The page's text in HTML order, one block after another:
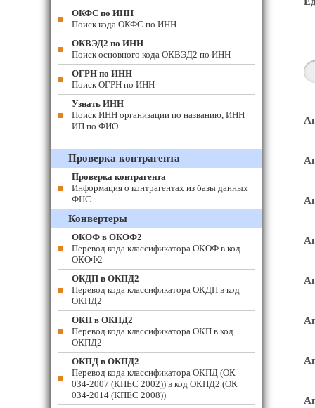
ОКФС по ИНН
Поиск кода ОКФС по ИНН
ОКВЭД2 по ИНН
Поиск основного кода ОКВЭД2 по ИНН
ОГРН по ИНН
Поиск ОГРН по ИНН
Узнать ИНН
Поиск ИНН организации по названию, ИНН
ИП по ФИО
Проверка контрагента
Проверка контрагента
Информация о контрагентах из базы данных
ФНС
Конвертеры
ОКОФ в ОКОФ2
Перевод кода классификатора ОКОФ в код
ОКОФ2
ОКДП в ОКПД2
Перевод кода классификатора ОКДП в код
ОКПД2
ОКП в ОКПД2
Перевод кода классификатора ОКП в код
ОКПД2
ОКПД в ОКПД2
Перевод кода классификатора ОКПД (ОК
034-2007 (КПЕС 2002)) в код ОКПД2 (ОК
034-2014 (КПЕС 2008))